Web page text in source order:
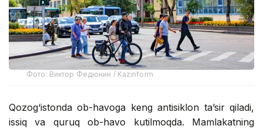
Фото: Виктор Федюнин / Kazinform
Qozog‘istonda ob-havoga keng antisiklon ta’sir qiladi,
issiq va quruq ob-havo kutilmoqda. Mamlakatning